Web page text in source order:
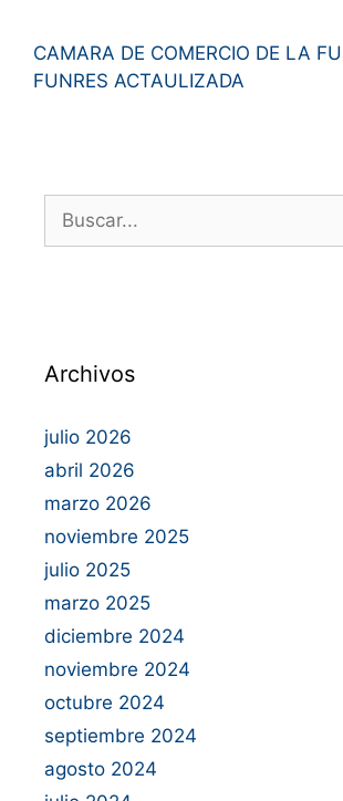
CAMARA DE COMERCIO DE LA
FUNRES ACTAULIZADA
Archivos
julio 2026
abril 2026
marzo 2026
noviembre 2025
julio 2025
marzo 2025
diciembre 2024
noviembre 2024
octubre 2024
septiembre 2024
agosto 2024